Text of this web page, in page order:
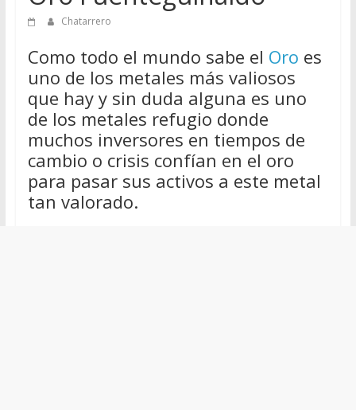
Chatarrero
Como todo el mundo sabe el Oro es
uno de los metales más valiosos
que hay y sin duda alguna es uno
de los metales refugio donde
muchos inversores en tiempos de
cambio o crisis confían en el oro
para pasar sus activos a este metal
tan valorado.